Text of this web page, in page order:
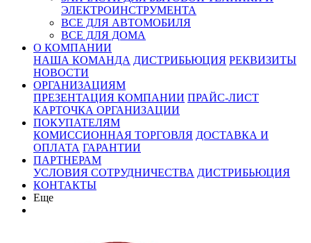
ЭЛЕКТРОИНСТРУМЕНТА
ВСЕ ДЛЯ АВТОМОБИЛЯ
ВСЕ ДЛЯ ДОМА
О КОМПАНИИ
НАША КОМАНДА ДИСТРИБЬЮЦИЯ РЕКВИЗИТЫ
НОВОСТИ
ОРГАНИЗАЦИЯМ
ПРЕЗЕНТАЦИЯ КОМПАНИИ ПРАЙС-ЛИСТ
КАРТОЧКА ОРГАНИЗАЦИИ
ПОКУПАТЕЛЯМ
КОМИССИОННАЯ ТОРГОВЛЯ ДОСТАВКА И
ОПЛАТА ГАРАНТИИ
ПАРТНЕРАМ
УСЛОВИЯ СОТРУДНИЧЕСТВА ДИСТРИБЬЮЦИЯ
КОНТАКТЫ
Еще